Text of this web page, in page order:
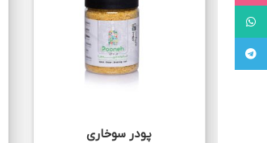
پودر سوخاری